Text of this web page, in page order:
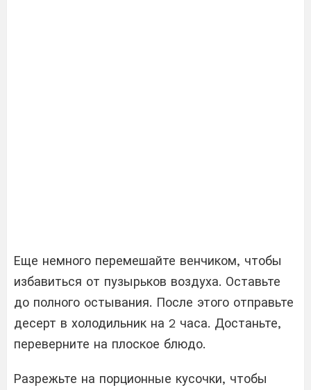
Еще немного перемешайте венчиком, чтобы
избавиться от пузырьков воздуха. Оставьте
до полного остывания. После этого отправьте
десерт в холодильник на 2 часа. Достаньте,
переверните на плоское блюдо.
Разрежьте на порционные кусочки, чтобы